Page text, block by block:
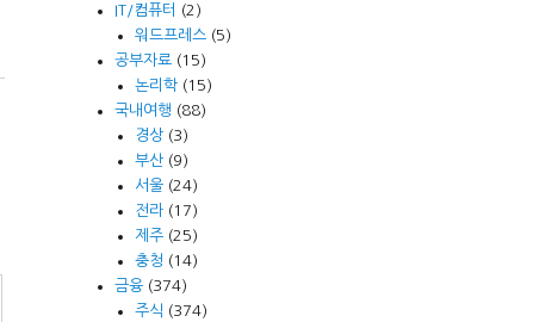
IT/컴퓨터
(2)
워드프레스(5)
공부자료 (15)
논리학(15)
국내여행 (88)
경상(3)
부산(9)
서울(24)
전라(17)
제주(25)
충청 (14)
금융 (374)
주식 (374)